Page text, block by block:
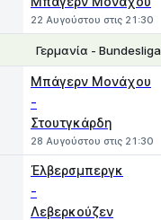
22 Αυγούστου στις 21:30
Γερμανία - Bundesliga
Μπάγερν Μονάχου
-
Στουτγκάρδη
28 Αυγούστου στις 21:30
Έλβερσμπεργκ
-
Λεβερκούζεν